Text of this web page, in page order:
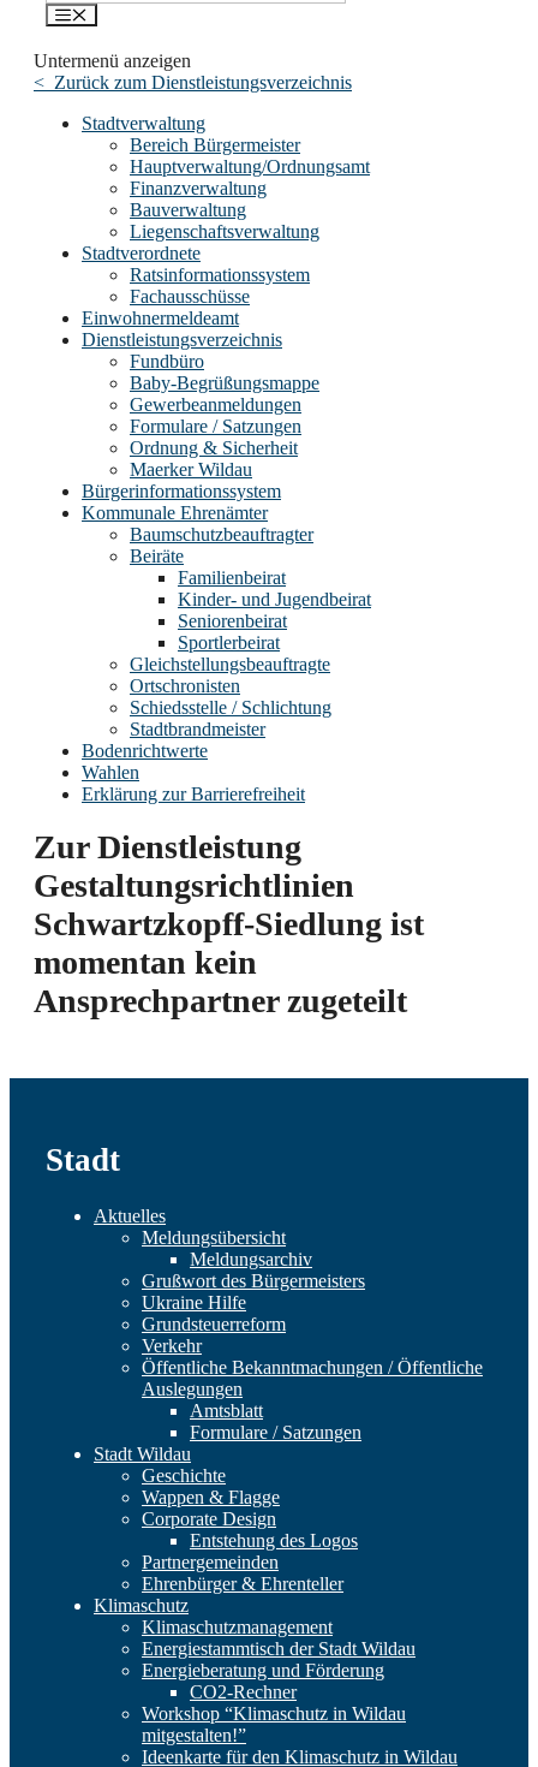
Menü
Untermenü anzeigen
< Zurück zum Dienstleistungsverzeichnis
Stadtverwaltung
Bereich Bürgermeister
Hauptverwaltung/Ordnungsamt
Finanzverwaltung
Bauverwaltung
Liegenschaftsverwaltung
Stadtverordnete
Ratsinformationssystem
Fachausschüsse
Einwohnermeldeamt
Dienstleistungsverzeichnis
Fundbüro
Baby-Begrüßungsmappe
Gewerbeanmeldungen
Formulare / Satzungen
Ordnung & Sicherheit
Maerker Wildau
Bürgerinformationssystem
Kommunale Ehrenämter
Baumschutzbeauftragter
Beiräte
Familienbeirat
Kinder- und Jugendbeirat
Seniorenbeirat
Sportlerbeirat
Gleichstellungsbeauftragte
Ortschronisten
Schiedsstelle / Schlichtung
Stadtbrandmeister
Bodenrichtwerte
Wahlen
Erklärung zur Barrierefreiheit
Zur Dienstleistung
Gestaltungsrichtlinien
Schwartzkopff-Siedlung ist
momentan kein
Ansprechpartner zugeteilt
Stadt
Aktuelles
Meldungsübersicht
Meldungsarchiv
Grußwort des Bürgermeisters
Ukraine Hilfe
Grundsteuerreform
Verkehr
Öffentliche Bekanntmachungen / Öffentliche
Auslegungen
Amtsblatt
Formulare / Satzungen
Stadt Wildau
Geschichte
Wappen & Flagge
Corporate Design
Entstehung des Logos
Partnergemeinden
Ehrenbürger & Ehrenteller
Klimaschutz
Klimaschutzmanagement
Energiestammtisch der Stadt Wildau
Energieberatung und Förderung
CO2-Rechner
Workshop “Klimaschutz in Wildau
mitgestalten!”
Ideenkarte für den Klimaschutz in Wildau